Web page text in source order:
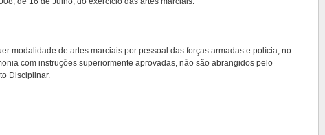
modalidade de artes marciais por pessoal das forças armadas e polícia, no
com instruções superiormente aprovadas, não são abrangidos pelo
Disciplinar.